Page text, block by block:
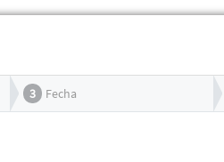
3 Fecha